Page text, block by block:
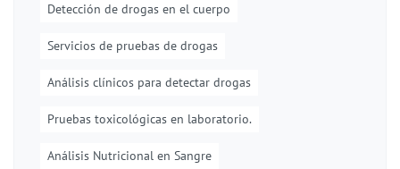
Detección de drogas en el cuerpo
Servicios de pruebas de drogas
Análisis clínicos para detectar drogas
Pruebas toxicológicas en laboratorio.
Análisis Nutricional en Sangre